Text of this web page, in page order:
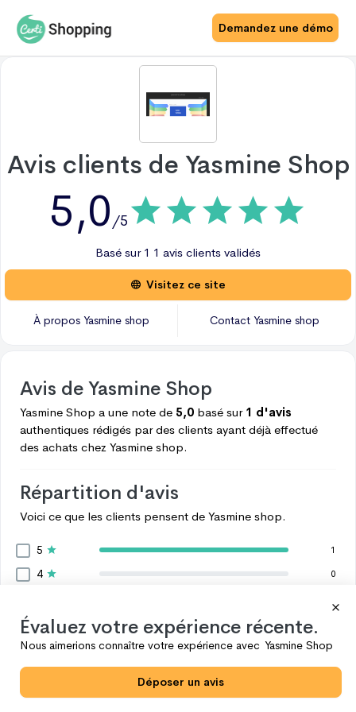
Demandez une démo
Avis clients de Yasmine Shop
5,0 /5
Basé sur 1 1 avis clients validés
Visitez ce site
À propos Yasmine shop Contact Yasmine shop
Avis de Yasmine Shop
Yasmine Shop a une note de 5,0 basé sur 1 d'avis
authentiques rédigés par des clients ayant déjà effectué
des achats chez Yasmine shop.
Répartition d'avis
Voici ce que les clients pensent de Yasmine shop.
5 1
4 0
2
1 0
Voir plus
Évaluez votre expérience récente.
Nous aimerions connaître votre expérience avec Yasmine Shop
Déposer un avis